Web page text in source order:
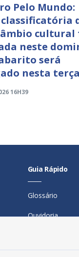
Pelo Mundo:
classificatória
cultural
neste
será
nesta
16H39
Guia Rápido
Glossário
Ouvidoria